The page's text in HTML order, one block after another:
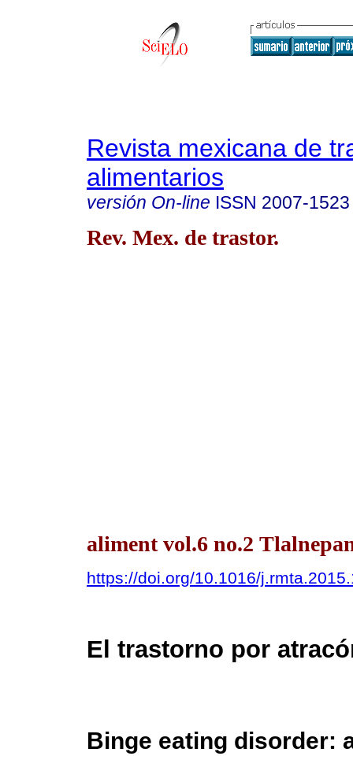
Revista mexicana de
alimentarios
versión On-line ISSN 2007-1523
Rev. Mex. de trastor.
aliment vol.6 no.2
https://doi.org/10.1016/
El trastorno por
Binge eating disorder: